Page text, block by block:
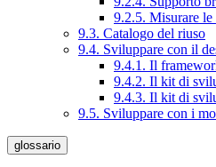
9.2.5. Misurare le
9.3. Catalogo del riuso
9.4. Sviluppare con il
9.4.1. Il
9.4.2. Il kit di
9.4.3. Il kit di
9.5. Sviluppare con i
glossario